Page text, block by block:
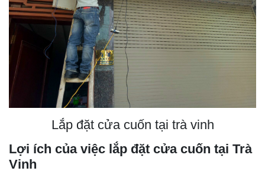
Lắp đặt cửa cuốn tại trà vinh
Lợi ích của việc lắp đặt cửa cuốn tại Trà
Vinh